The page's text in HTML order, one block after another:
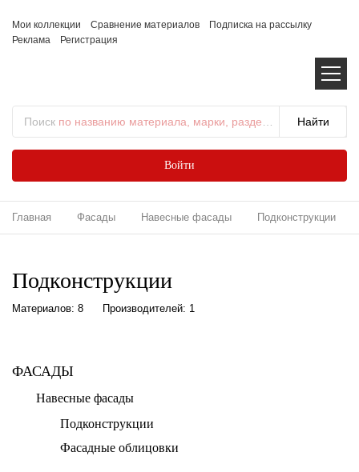
Мои коллекции Сравнение материалов
Подписка на рассылку
Реклама
Регистрация
Поиск по названию материала, марки, раздела...
Войти
Главная Фасады Навесные фасады Подконструкции
Подконструкции
Материалов: 8 Производителей: 1
ФАСАДЫ
Навесные фасады
Подконструкции
Фасадные облицовки